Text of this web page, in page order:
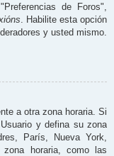
de Foros",
. Habilite esta opción
y usted mismo.
a otra zona horaria. Si
y defina su zona
París, Nueva York,
horaria, como las